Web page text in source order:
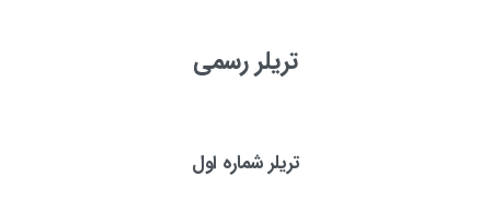
تریلر رسمی
تریلر شماره اول